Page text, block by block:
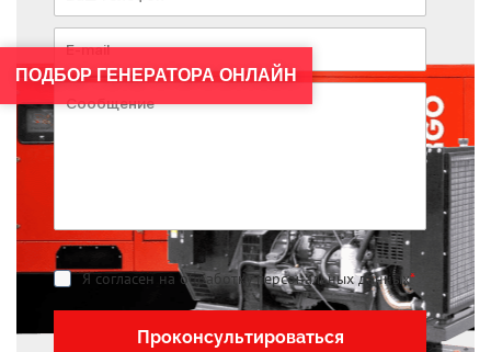
Я согласен на обработку персональных данных*
Проконсультироваться
ПОДБОР ГЕНЕРАТОРА ОНЛАЙН